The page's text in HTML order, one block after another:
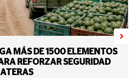
MÁS DE 1500 ELEMENTOS
REFORZAR SEGURIDAD